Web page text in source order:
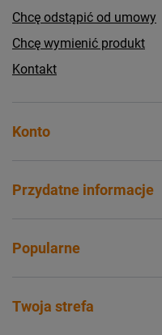
Chcę odstąpić od umowy
Chcę wymienić produkt
Kontakt
Konto
Przydatne informacje
Popularne
Twoja strefa